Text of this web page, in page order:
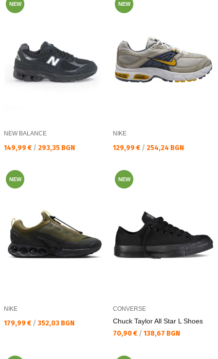
NEW
NEW BALANCE
Текуща цена:
149,99 € / 293,35 BGN
NEW
NIKE
Текуща цена:
129,99 € / 254,24 BGN
NEW
NIKE
Текуща цена:
179,99 € / 352,03 BGN
NEW
CONVERSE
Chuck Taylor All Star L Shoes
Текуща цена:
70,90 € / 138,67 BGN